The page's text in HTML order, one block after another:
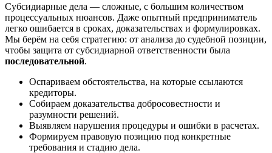
Субсидиарные дела — сложные, с большим количеством
процессуальных нюансов. Даже опытный предприниматель
легко ошибается в сроках, доказательствах и формулировках.
Мы берём на себя стратегию: от анализа до судебной позиции,
чтобы защита от субсидиарной ответственности была
последовательной.
Оспариваем обстоятельства, на которые ссылаются
кредиторы.
Собираем доказательства добросовестности и
разумности решений.
Выявляем нарушения процедуры и ошибки в расчетах.
Формируем правовую позицию под конкретные
требования и стадию дела.